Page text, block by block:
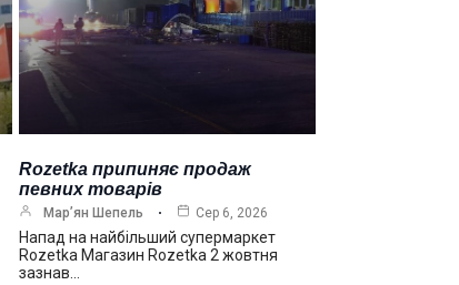
Rozetka припиняє продаж
певних товарів
Мар’ян Шепель Сер 6, 2026
Напад на найбільший супермаркет
Rozetka Магазин Rozetka 2 жовтня
зазнав…